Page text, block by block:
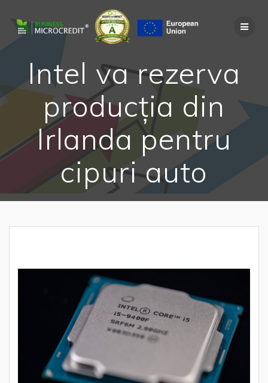
to
content
Intel va rezerva
producția din
Irlanda pentru
cipuri auto